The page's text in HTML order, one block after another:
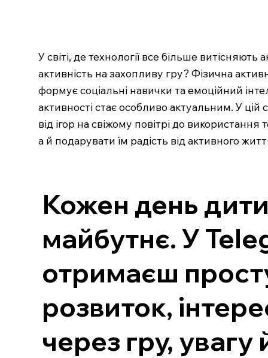
У світі, де технології все більше
активність на захопливу гру? Фізична
формує соціальні навички та емоційний
активності стає особливо актуальним. У
від ігор на свіжому повітрі до
а й подарувати їм радість від активного
Кожен день
майбутнє. У
отримаєш
розвиток,
через гру, увагу